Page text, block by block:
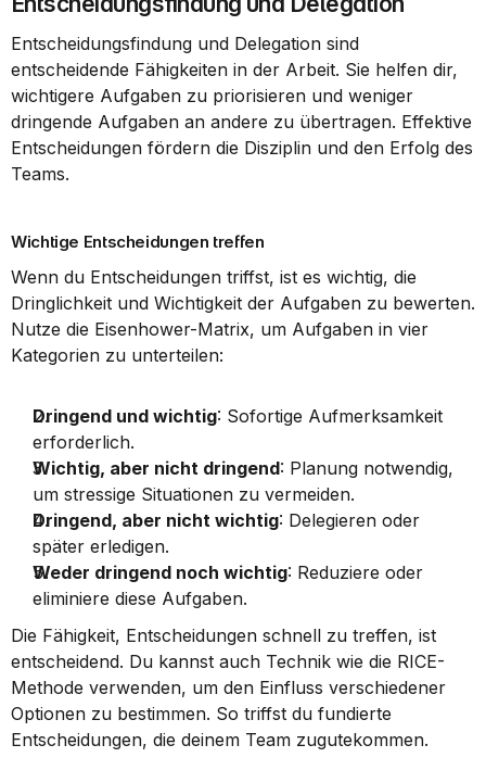
Entscheidungsfindung und Delegation sind
entscheidende Fähigkeiten in der Arbeit. Sie helfen dir,
wichtigere Aufgaben zu priorisieren und weniger
dringende Aufgaben an andere zu übertragen. Effektive
Entscheidungen fördern die Disziplin und den Erfolg des
Teams.
Wichtige Entscheidungen treffen
Wenn du Entscheidungen triffst, ist es wichtig, die
Dringlichkeit und Wichtigkeit der Aufgaben zu bewerten.
Nutze die Eisenhower-Matrix, um Aufgaben in vier
Kategorien zu unterteilen:
Dringend und wichtig: Sofortige Aufmerksamkeit
erforderlich.
Wichtig, aber nicht dringend: Planung notwendig,
um stressige Situationen zu vermeiden.
Dringend, aber nicht wichtig: Delegieren oder
später erledigen.
Weder dringend noch wichtig: Reduziere oder
eliminiere diese Aufgaben.
Die Fähigkeit, Entscheidungen schnell zu treffen, ist
entscheidend. Du kannst auch Technik wie die RICE-
Methode verwenden, um den Einfluss verschiedener
Optionen zu bestimmen. So triffst du fundierte
Entscheidungen, die deinem Team zugutekommen.